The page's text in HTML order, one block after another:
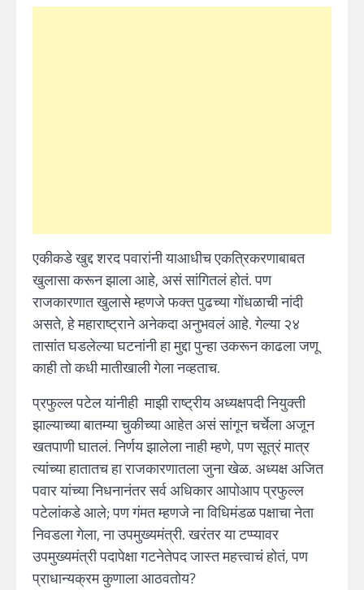
एकीकडे खुद्द शरद पवारांनी याआधीच एकत्रिकरणाबाबत
खुलासा करून झाला आहे, असं सांगितलं होतं. पण
राजकारणात खुलासे म्हणजे फक्त पुढच्या गोंधळाची नांदी
असते, हे महाराष्ट्राने अनेकदा अनुभवलं आहे. गेल्या २४
तासांत घडलेल्या घटनांनी हा मुद्दा पुन्हा उकरून काढला जणू
काही तो कधी मातीखाली गेला नव्हताच.
प्रफुल्ल पटेल यांनीही माझी राष्ट्रीय अध्यक्षपदी नियुक्ती
झाल्याच्या बातम्या चुकीच्या आहेत असं सांगून चर्चेला अजून
खतपाणी घातलं. निर्णय झालेला नाही म्हणे, पण सूत्रं मात्र
त्यांच्या हातातच हा राजकारणातला जुना खेळ. अध्यक्ष अजित
पवार यांच्या निधनानंतर सर्व अधिकार आपोआप प्रफुल्ल
पटेलांकडे आले; पण गंमत म्हणजे ना विधिमंडळ पक्षाचा नेता
निवडला गेला, ना उपमुख्यमंत्री. खरंतर या टप्प्यावर
उपमुख्यमंत्री पदापेक्षा गटनेतेपद जास्त महत्त्वाचं होतं, पण
प्राधान्यक्रम कुणाला आठवतोय?